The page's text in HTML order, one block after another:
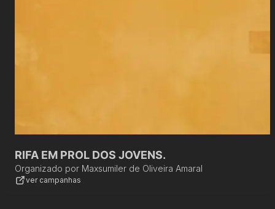
RIFA EM PROL DOS JOVENS.
Organizado por Maxsumiler de Oliveira Amaral
ver campanhas